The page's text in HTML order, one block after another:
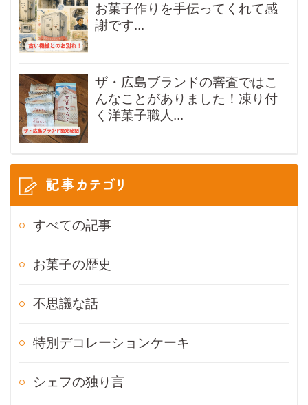
お菓子作りを手伝ってくれて感
謝です...
ザ・広島ブランドの審査ではこ
んなことがありました！凍り付
く洋菓子職人...
記事カテゴリ
すべての記事
お菓子の歴史
不思議な話
特別デコレーションケーキ
シェフの独り言